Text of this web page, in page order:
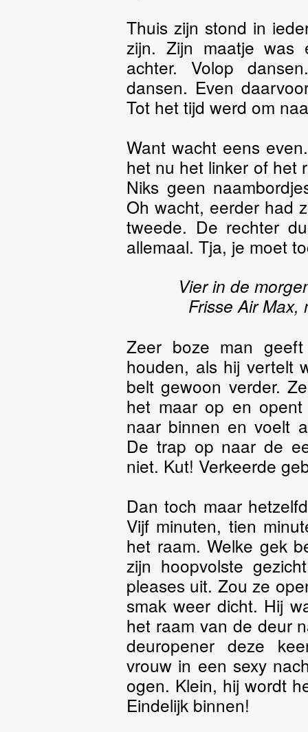
Thuis zijn stond in
zijn. Zijn maatje was
achter. Volop
dansen. Even
Tot het tijd werd om
Want wacht eens
het nu het linker of het
Niks geen
Oh wacht, eerder had
tweede. De rechter
allemaal. Tja, je moet
Vier in de
Frisse Air Max,
Zeer boze man
houden, als hij vertelt
belt gewoon verder.
het maar op en
naar binnen en voelt
De trap op naar de
niet. Kut! Verkeerde
Dan toch maar
Vijf minuten, tien
het raam. Welke gek
zijn hoopvolste
pleases uit. Zou ze
smak weer dicht. Hij
het raam van de deur
deuropener deze
vrouw in een sexy
ogen. Klein, hij wordt
Eindelijk binnen!